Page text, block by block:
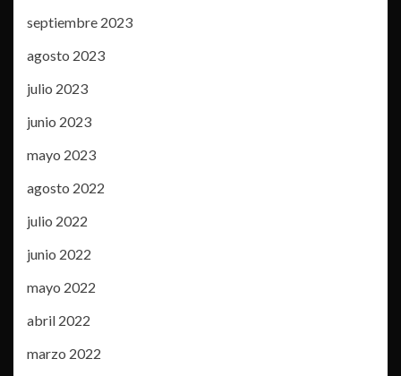
septiembre 2023
agosto 2023
julio 2023
junio 2023
mayo 2023
agosto 2022
julio 2022
junio 2022
mayo 2022
abril 2022
marzo 2022